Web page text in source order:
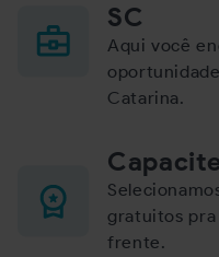
SC
Aqui você
Catarina.
gratuitos pra
frente.